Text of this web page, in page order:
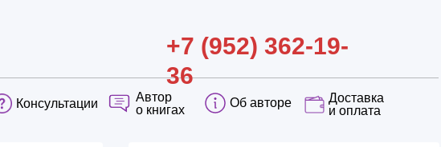
+7 (952) 362-19-
36
Консультации
Автор
о книгах
Доставка
и оплата
Об авторе